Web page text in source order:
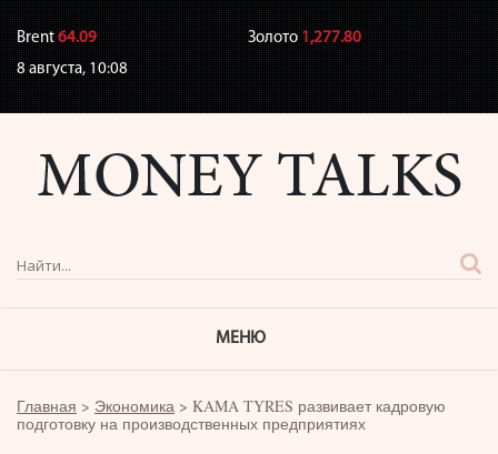
Brent64.09 Золото1,277.80
8 августа,10:08
МЕНЮ
Главная > Экономика > KAMA TYRES развивает кадровую
подготовку на производственных предприятиях